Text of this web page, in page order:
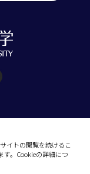
イトの閲覧を続けるこ
す。Cookieの詳細につ
790-